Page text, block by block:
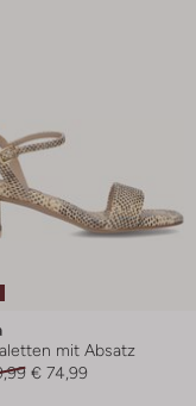
mit Absatz
€ 74,99